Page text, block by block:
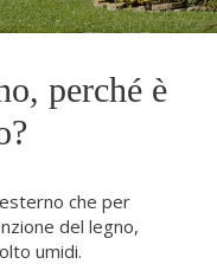
perché è
che per
del legno,
umidi.